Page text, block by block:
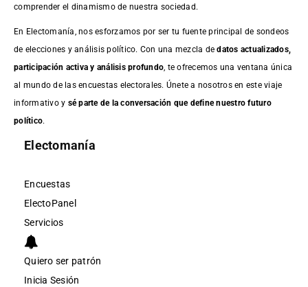
comprender el dinamismo de nuestra sociedad.
En Electomanía, nos esforzamos por ser tu fuente principal de sondeos
de elecciones y análisis político. Con una mezcla dedatos actualizados,
participación activa y análisis profundo , te ofrecemos una ventana única
al mundo de las encuestas electorales. Únete a nosotros en este viaje
informativo y sé parte de la conversación que define nuestro futuro
político.
Electomanía
Encuestas
ElectoPanel
Servicios
Quiero ser patrón
Inicia Sesión